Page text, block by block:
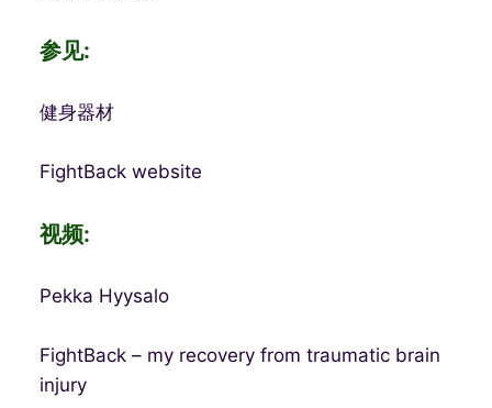
参见:
健身器材
FightBack website
视频:
Pekka Hyysalo
FightBack – my recovery from traumatic brain
injury